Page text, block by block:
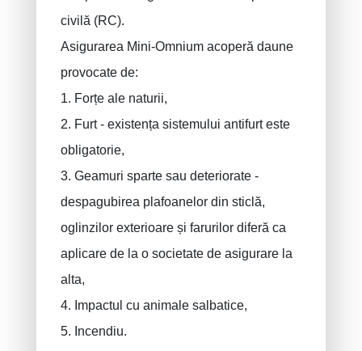
civilă (RC).
Asigurarea Mini-Omnium acoperă daune
provocate de:
1. Forțe ale naturii,
2. Furt - existența sistemului antifurt este
obligatorie,
3. Geamuri sparte sau deteriorate -
despagubirea plafoanelor din sticlă,
oglinzilor exterioare și farurilor diferă ca
aplicare de la o societate de asigurare la
alta,
4. Impactul cu animale salbatice,
5. Incendiu.